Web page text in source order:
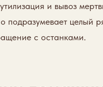
и вывоз
подразумевает целый
с останками.